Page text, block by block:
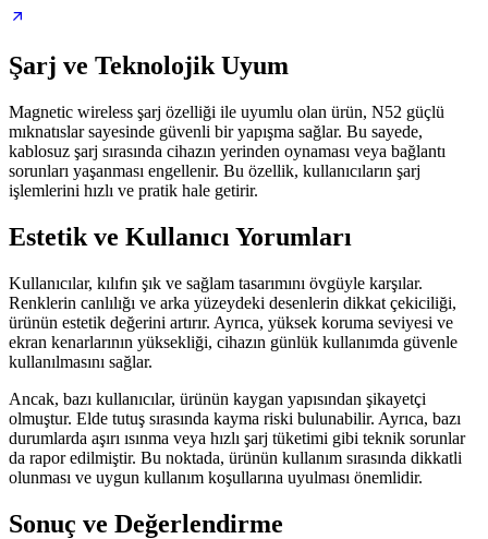
Şarj ve Teknolojik Uyum
Magnetic wireless şarj özelliği ile uyumlu olan ürün, N52 güçlü
mıknatıslar sayesinde güvenli bir yapışma sağlar. Bu sayede,
kablosuz şarj sırasında cihazın yerinden oynaması veya bağlantı
sorunları yaşanması engellenir. Bu özellik, kullanıcıların şarj
işlemlerini hızlı ve pratik hale getirir.
Estetik ve Kullanıcı Yorumları
Kullanıcılar, kılıfın şık ve sağlam tasarımını övgüyle karşılar.
Renklerin canlılığı ve arka yüzeydeki desenlerin dikkat çekiciliği,
ürünün estetik değerini artırır. Ayrıca, yüksek koruma seviyesi ve
ekran kenarlarının yüksekliği, cihazın günlük kullanımda güvenle
kullanılmasını sağlar.
Ancak, bazı kullanıcılar, ürünün kaygan yapısından şikayetçi
olmuştur. Elde tutuş sırasında kayma riski bulunabilir. Ayrıca, bazı
durumlarda aşırı ısınma veya hızlı şarj tüketimi gibi teknik sorunlar
da rapor edilmiştir. Bu noktada, ürünün kullanım sırasında dikkatli
olunması ve uygun kullanım koşullarına uyulması önemlidir.
Sonuç ve Değerlendirme